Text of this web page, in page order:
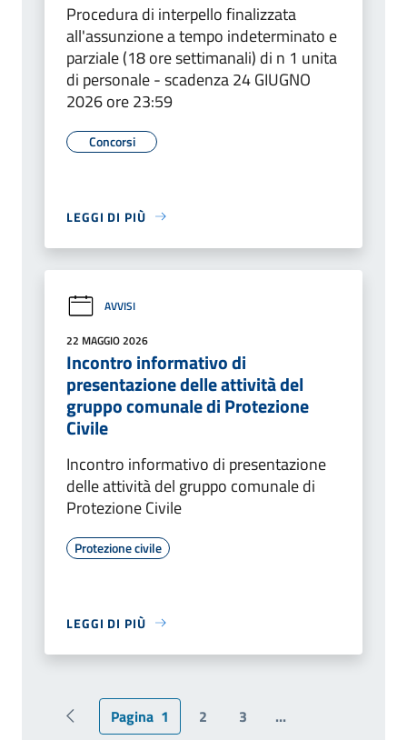
Procedura di interpello finalizzata
all'assunzione a tempo indeterminato e
parziale (18 ore settimanali) di n 1 unita
di personale - scadenza 24 GIUGNO
2026 ore 23:59
Concorsi
LEGGI DI PIÙ
AVVISI
22 MAGGIO 2026
Incontro informativo di
presentazione delle attività del
gruppo comunale di Protezione
Civile
Incontro informativo di presentazione
delle attività del gruppo comunale di
Protezione Civile
Protezione civile
LEGGI DI PIÙ
Pagina precedente
Pagina 1 2 3
...